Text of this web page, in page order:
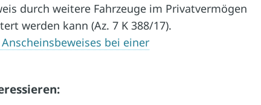
durch weitere Fahrzeuge im Privatvermögen
werden kann (Az. 7 K 388/17).
bei einer